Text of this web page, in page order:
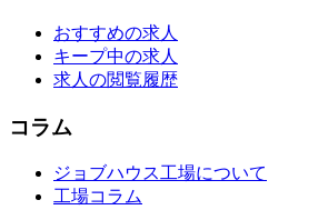
おすすめの求人
キープ中の求人
求人の閲覧履歴
コラム
ジョブハウス工場について
工場コラム